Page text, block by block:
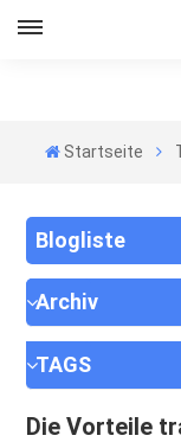
Startseite
Blogliste
Archiv
TAGS
Die Vorteile